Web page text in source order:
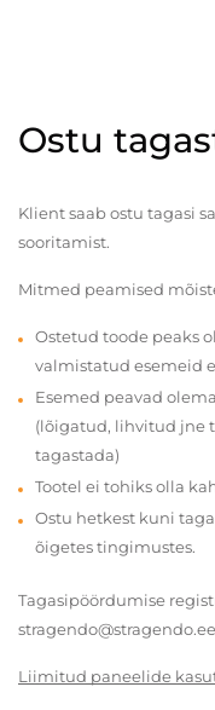
Ostu
Klient saab ostu tagasi
sooritamist.
Mitmed peamised
Ostetud toode peaks
valmistatud esemeid
Esemed peavad
(lõigatud, lihvitud jne
tagastada)
Tootel ei tohiks olla
Ostu hetkest kuni
õigetes tingimustes.
Tagasipöördumise
Liimitud paneelide